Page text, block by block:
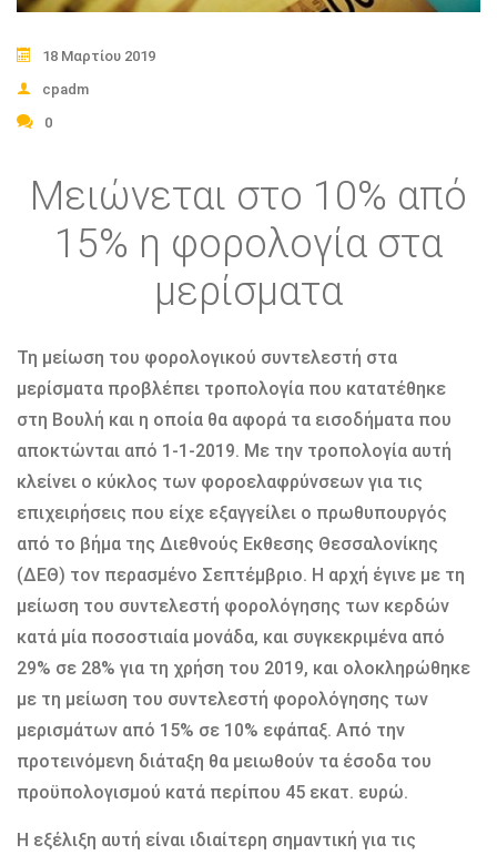
18 Μαρτίου 2019
cpadm
0
Μειώνεται στο 10% από
15% η φορολογία στα
μερίσματα
Τη μείωση του φορολογικού συντελεστή στα
μερίσματα προβλέπει τροπολογία που κατατέθηκε
στη Βουλή και η οποία θα αφορά τα εισοδήματα που
αποκτώνται από 1-1-2019. Με την τροπολογία αυτή
κλείνει ο κύκλος των φοροελαφρύνσεων για τις
επιχειρήσεις που είχε εξαγγείλει ο πρωθυπουργός
από το βήμα της Διεθνούς Εκθεσης Θεσσαλονίκης
(ΔΕΘ) τον περασμένο Σεπτέμβριο. Η αρχή έγινε με τη
μείωση του συντελεστή φορολόγησης των κερδών
κατά μία ποσοστιαία μονάδα, και συγκεκριμένα από
29% σε 28% για τη χρήση του 2019, και ολοκληρώθηκε
με τη μείωση του συντελεστή φορολόγησης των
μερισμάτων από 15% σε 10% εφάπαξ. Από την
προτεινόμενη διάταξη θα μειωθούν τα έσοδα του
προϋπολογισμού κατά περίπου 45 εκατ. ευρώ.
Η εξέλιξη αυτή είναι ιδιαίτερη σημαντική για τις